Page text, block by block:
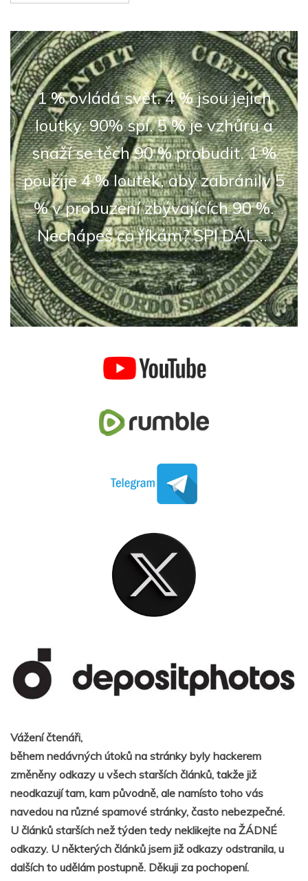
1 % ovládá svět. 4 % jsou jejich
loutky. 90% spí. 5 % je vzhůru a
snaží se těch 90 % probudit. 1 %
použije 4 % loutek, aby zabránily 5
% v probuzení zbývajících 90 %.
Nechápeš co říkám? SPI DÁL...
Vážení čtenáři,
během nedávných útoků na stránky byly hackerem
změněny odkazy u všech starších článků, takže již
neodkazují tam, kam původně, ale namísto toho vás
navedou na různé spamové stránky, často nebezpečné.
U článků starších než týden tedy neklikejte na ŽÁDNÉ
odkazy. U některých článků jsem již odkazy odstranila, u
dalších to udělám postupně. Děkuji za pochopení.